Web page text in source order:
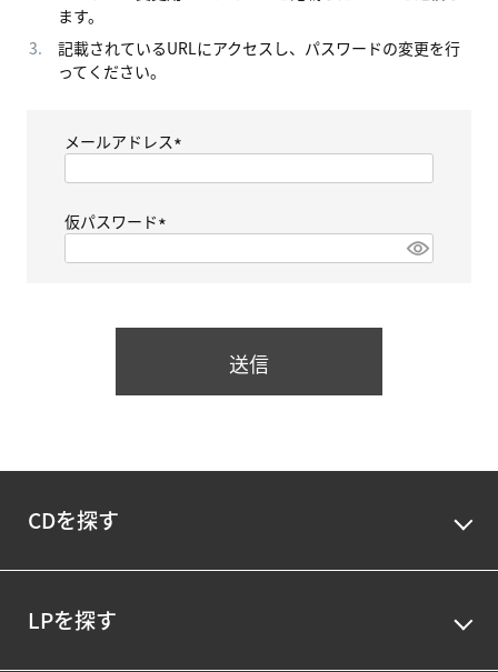
ます。
記載されているURLにアクセスし、パスワードの変更を行
ってください。
メールアドレス
)
仮パスワード
送信
CDを探す
LPを探す